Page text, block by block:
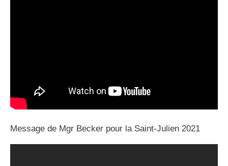
Message de Mgr Becker pour la Saint-Julien 2021